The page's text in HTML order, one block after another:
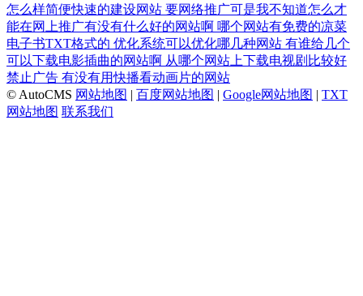
怎么样简便快速的建设网站 要网络推广可是我不知道怎么才
能在网上推广有没有什么好的网站啊 哪个网站有免费的凉菜
电子书TXT格式的 优化系统可以优化哪几种网站 有谁给几个
可以下载电影插曲的网站啊 从哪个网站上下载电视剧比较好
禁止广告 有没有用快播看动画片的网站
© AutoCMS 网站地图 | 百度网站地图 | Google网站地图 | TXT
网站地图 联系我们